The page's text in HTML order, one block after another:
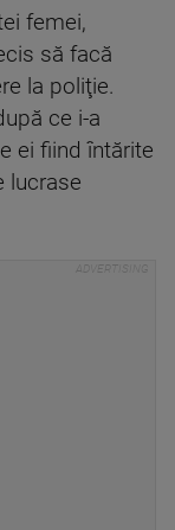
femei,
să facă
la poliţie.
ce i-a
ei fiind întărite
lucrase